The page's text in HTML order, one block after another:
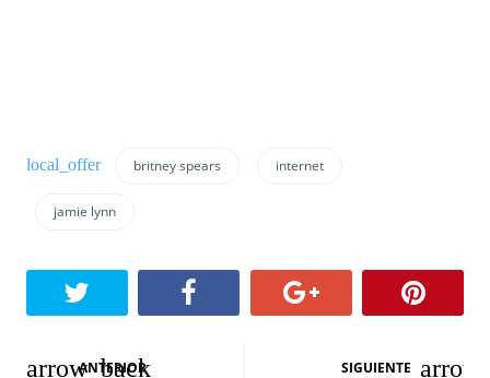
britney spears internet
jamie lynn
N ANTERIOR SIGUIENTE